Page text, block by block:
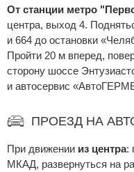
От станции метро
центра, выход 4.
и 664 до остановки
Пройти 20 м вперед,
сторону шоссе
и автосервис
ПРОЕЗД НА
При движении из центра:
МКАД, развернуться на